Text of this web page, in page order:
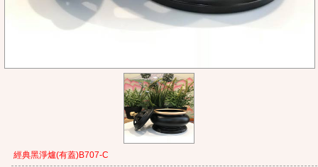
經典黑淨爐(有蓋)B707-C